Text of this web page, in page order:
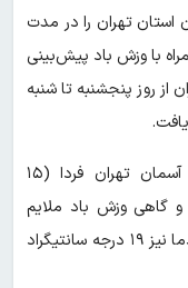
تهران را در مدت
با وزش باد پیش‌بینی
روز پنجشنبه تا شنبه
بر اساس نقشه‌های پیش‌یابی هواشناسی آسمان تهران فردا (۱۵
گاهی وزش باد ملایم
همراه است؛ حداقل دمای فردا ۱۰ و حداکثر دما نیز ۱۹ درجه سانتیگراد